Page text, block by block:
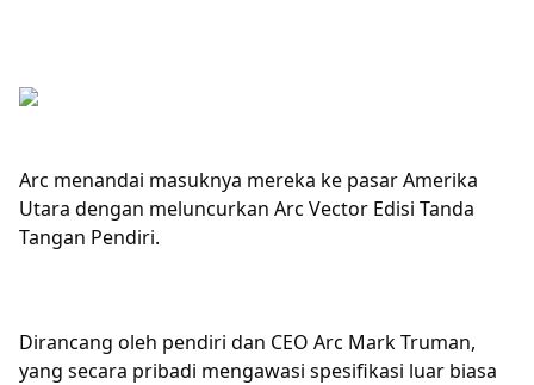
Arc menandai masuknya mereka ke pasar Amerika
Utara dengan meluncurkan Arc Vector Edisi Tanda
Tangan Pendiri.
Dirancang oleh pendiri dan CEO Arc Mark Truman,
yang secara pribadi mengawasi spesifikasi luar biasa